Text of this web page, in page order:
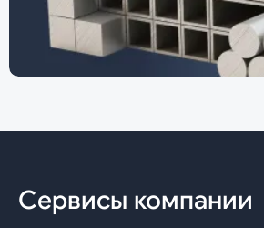
Сервисы компании